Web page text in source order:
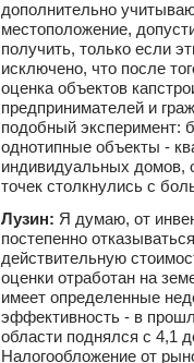
дополнительно
местоположение,
получить, только если
исключено, что после
оценка объектов
предпринимателей и
подобный эксперимент:
однотипные объекты -
индивидуальных домов,
точек столкнулись с
Лузин: Я думаю, от
постепенно
действительную
оценки отработан на
имеет определенные
эффективность - в
области поднялся с 4,1
Налогообложение от